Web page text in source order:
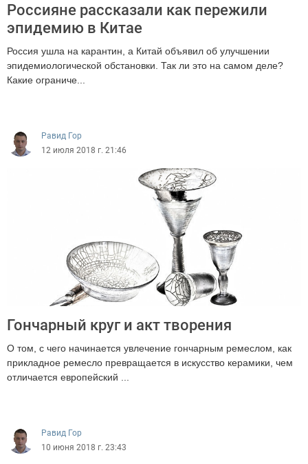
Россияне рассказали как пережили
эпидемию в Китае
Россия ушла на карантин, а Китай объявил об улучшении
эпидемиологической обстановки. Так ли это на самом деле?
Какие ограниче...
Равид Гор
12 июля 2018 г. 21:46
Гончарный круг и акт творения
О том, с чего начинается увлечение гончарным ремеслом, как
прикладное ремесло превращается в искусство керамики, чем
отличается европейский ...
Равид Гор
10 июня 2018 г. 23:43